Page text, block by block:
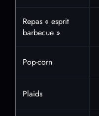
Repas « esprit
barbecue »
Pop-corn
Plaids